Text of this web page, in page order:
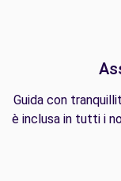
Guida con
è inclusa in tutti i